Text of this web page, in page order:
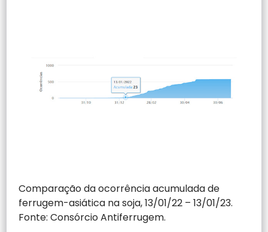
Comparação da ocorrência acumulada de
ferrugem-asiática na soja, 13/01/22 – 13/01/23.
Fonte: Consórcio Antiferrugem.